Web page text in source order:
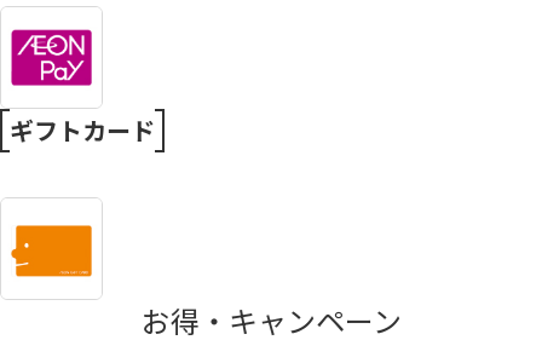
ギフトカード
お得・キャンペーン